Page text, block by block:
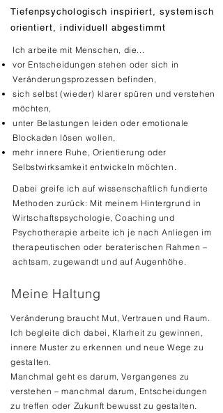
Tiefenpsychologisch inspiriert, systemisch
orientiert, individuell abgestimmt
Ich arbeite mit Menschen, die...
vor Entscheidungen stehen oder sich in
Veränderungsprozessen befinden,
sich selbst (wieder) klarer spüren und verstehen
möchten,
unter Belastungen leiden oder emotionale
Blockaden lösen wollen,
mehr innere Ruhe, Orientierung oder
Selbstwirksamkeit entwickeln möchten.
Dabei greife ich auf wissenschaftlich fundierte
Methoden zurück: Mit meinem Hintergrund in
Wirtschaftspsychologie, Coaching und
Psychotherapie arbeite ich je nach Anliegen im
therapeutischen oder beraterischen Rahmen –
achtsam, zugewandt und auf Augenhöhe.
Meine Haltung
Veränderung braucht Mut, Vertrauen und Raum.
Ich begleite dich dabei, Klarheit zu gewinnen,
innere Muster zu erkennen und neue Wege zu
gestalten.
Manchmal geht es darum, Vergangenes zu
verstehen – manchmal darum, Entscheidungen
zu treffen oder Zukunft bewusst zu gestalten.